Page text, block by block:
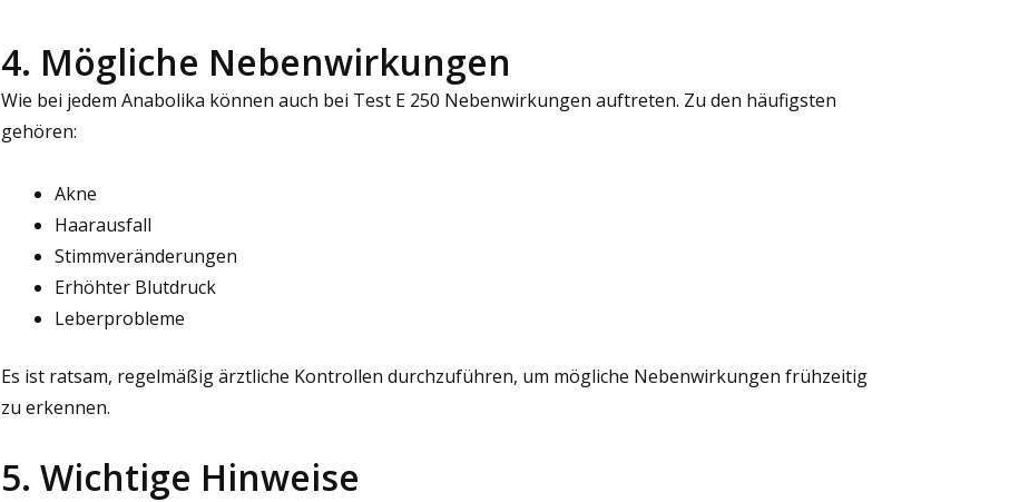
4. Mögliche Nebenwirkungen
Wie bei jedem Anabolika können auch bei Test E 250 Nebenwirkungen auftreten. Zu den häufigsten
gehören:
Akne
Haarausfall
Stimmveränderungen
Erhöhter Blutdruck
Leberprobleme
Es ist ratsam, regelmäßig ärztliche Kontrollen durchzuführen, um mögliche Nebenwirkungen frühzeitig
zu erkennen.
5. Wichtige Hinweise